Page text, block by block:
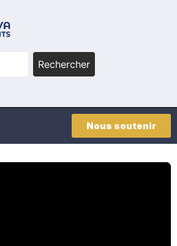
Rechercher
Nous soutenir